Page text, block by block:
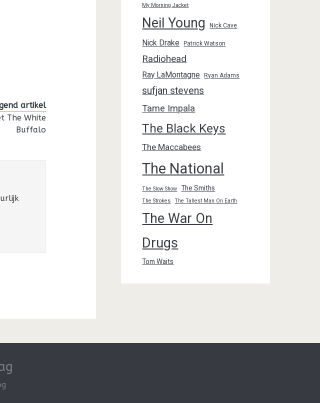
artikel
The White
Buffalo
My Morning Jacket
Neil Young Nick Cave
Nick Drake Patrick Watson
Radiohead
Ray LaMontagne Ryan Adams
sufjan stevens
Tame Impala
The Black Keys
The Maccabees
The National
The Slow Show The Smiths
The Strokes The Tallest Man On Earth
The War On
Drugs
Tom Waits